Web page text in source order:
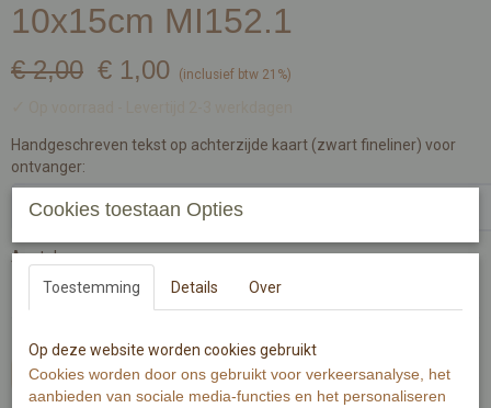
10x15cm MI152.1
€ 2,00 € 1,00 (inclusief btw 21%)
Handgeschreven tekst op achterzijde kaart (zwart fineliner) voor
ontvanger:
Aantal
In winkelwagen
Cookies toestaan Opties
Toestemming Details Over
Op deze website worden cookies gebruikt
Cookies worden door ons gebruikt voor verkeersanalyse, het
aanbieden van sociale media-functies en het personaliseren